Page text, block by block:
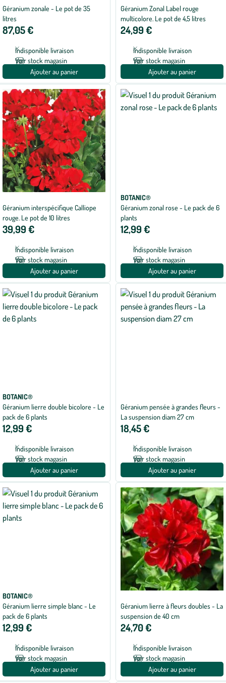
Géranium zonale - Le pot de 35
litres
87,05 €
Indisponible livraison
Voir stock magasin
Ajouter au panier
Géranium Zonal Label rouge
multicolore. Le pot de 4,5 litres
24,99 €
Indisponible livraison
Voir stock magasin
Ajouter au panier
Géranium interspécifique Calliope
rouge. Le pot de 10 litres
39,99 €
Indisponible livraison
Voir stock magasin
Ajouter au panier
BOTANIC®
Géranium zonal rose - Le pack de 6
plants
12,99 €
Indisponible livraison
Voir stock magasin
Ajouter au panier
BOTANIC®
Géranium lierre double bicolore - Le
pack de 6 plants
12,99 €
Indisponible livraison
Voir stock magasin
Ajouter au panier
Géranium pensée à grandes fleurs -
La suspension diam 27 cm
18,45 €
Indisponible livraison
Voir stock magasin
Ajouter au panier
BOTANIC®
Géranium lierre simple blanc - Le
pack de 6 plants
12,99 €
Indisponible livraison
Voir stock magasin
Ajouter au panier
Géranium lierre à fleurs doubles - La
suspension de 40 cm
24,70 €
Indisponible livraison
Voir stock magasin
Ajouter au panier